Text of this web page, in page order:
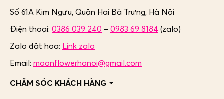
Số 61A Kim Ngưu, Quận Hai Bà Trưng, Hà Nội
Điện thoại: 0386 039 240 – 0983 69 8184 (zalo)
Zalo đặt hoa: Link zalo
Email: moonflowerhanoi@gmail.com
CHĂM SÓC KHÁCH HÀNG